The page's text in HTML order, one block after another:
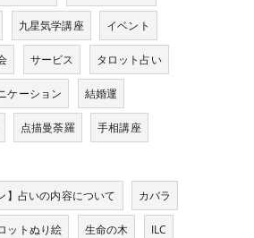
九星気学講座 イベント
サービス タロット占い
ケーション 結婚運
点描曼荼羅 手相講座
】占いの内容について カバラ
ットぬり絵 生命の木 ILC